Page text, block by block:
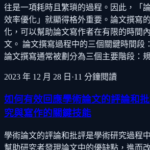
往是一項耗時且繁瑣的過程。因此，「
效率優化」就顯得格外重要。論文撰寫
化，可以幫助論文寫作者在有限的時間
文。 論文撰寫過程中的三個關鍵時間段
論文撰寫通常被劃分為三個主要階段：
2023 年 12 月 28 日 ·11 分鐘閱讀
如何有效回應學術論文的評論和
究與寫作的關鍵技能
學術論文的評論和批評是學術研究過程
幫助研究者發現論文中的優缺點，進而